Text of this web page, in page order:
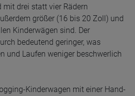
drei statt vier Rädern
größer (16 bis 20 Zoll) und
Kinderwägen sind. Der
bedeutend geringer, was
und Laufen weniger beschwerlich
Kinderwagen mit einer Hand-